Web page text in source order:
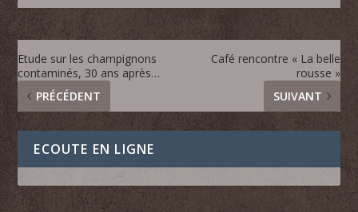
Etude sur les champignons
contaminés, 30 ans après…
PRÉCÉDENT
Café rencontre « La belle
rousse »
SUIVANT
ECOUTE EN LIGNE